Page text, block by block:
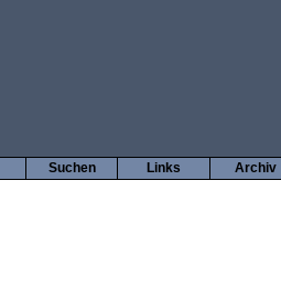
Archiv
Links
Suchen